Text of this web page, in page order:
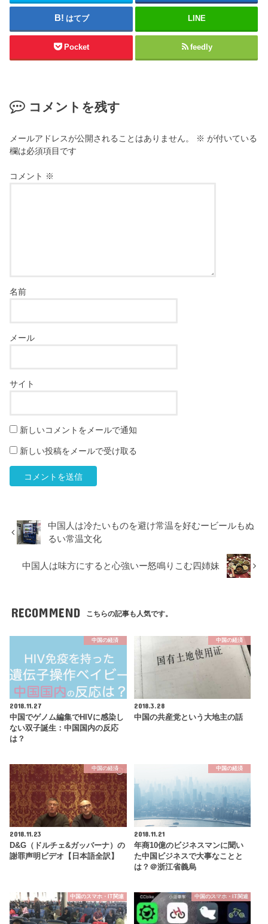
はてブ LINE
Pocket feedly
コメントを残す
メールアドレスが公開されることはありません。 ※ が付いている
欄は必須項目です
コメント ※
名前
メール
サイト
新しいコメントをメールで通知
新しい投稿をメールで受け取る
中国人は冷たいものを避け常温を好むービールもぬ
るい常温文化
中国人は味方にすると心強いー怒鳴りこむ四姉妹
RECOMMEND こちらの記事も人気です。
中国の経済
2018.11.27
中国でゲノム編集でHIVに感染し
ない双子誕生：中国国内の反応
は？
中国の経済
2018.3.28
中国の共産党という大地主の話
中国の経済
2018.11.23
D&G（ドルチェ&ガッバーナ）の
謝罪声明ビデオ【日本語全訳】
中国の経済
2018.11.21
年商10億のビジネスマンに聞い
た中国ビジネスで大事なことと
は？＠浙江省義烏
中国のスマホ・IT関連 中国のスマホ・IT関連